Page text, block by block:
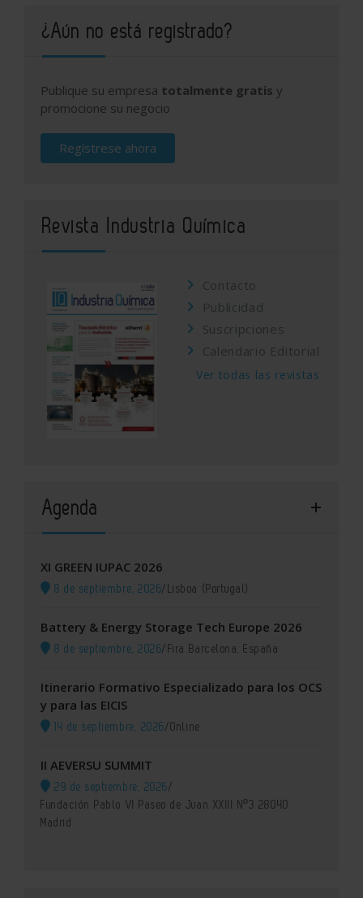
¿Aún no está registrado?
Publique su empresa totalmente gratis y
promocione su negocio
Regístrese ahora
Revista Industria Química
Contacto
Publicidad
Suscripciones
Calendario Editorial
Ver todas las revistas
Agenda
XI GREEN IUPAC 2026
8 de septiembre, 2026/Lisboa (Portugal)
Battery & Energy Storage Tech Europe 2026
8 de septiembre, 2026/Fira Barcelona, España
Itinerario Formativo Especializado para los OCS
y para las EICIS
14 de septiembre, 2026/Online
II AEVERSU SUMMIT
29 de septiembre, 2026/
Fundación Pablo VI Paseo de Juan XXIII Nº3 28040
Madrid